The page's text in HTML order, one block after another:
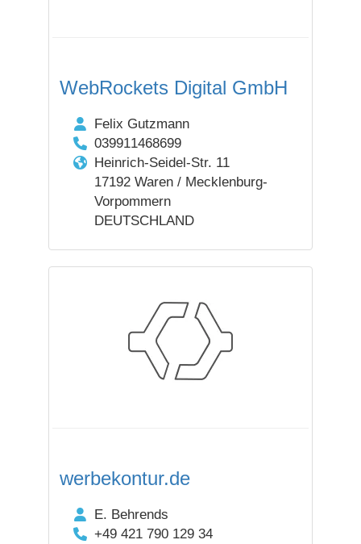
WebRockets Digital GmbH
Felix Gutzmann
039911468699
Heinrich-Seidel-Str. 11
17192 Waren / Mecklenburg-
Vorpommern
DEUTSCHLAND
werbekontur.de
E. Behrends
+49 421 790 129 34